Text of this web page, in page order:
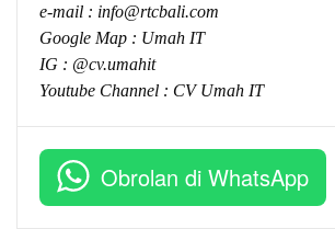
e-mail : info@rtcbali.com
Google Map : Umah IT
IG : @cv.umahit
Youtube Channel : CV Umah IT
Obrolan di WhatsApp